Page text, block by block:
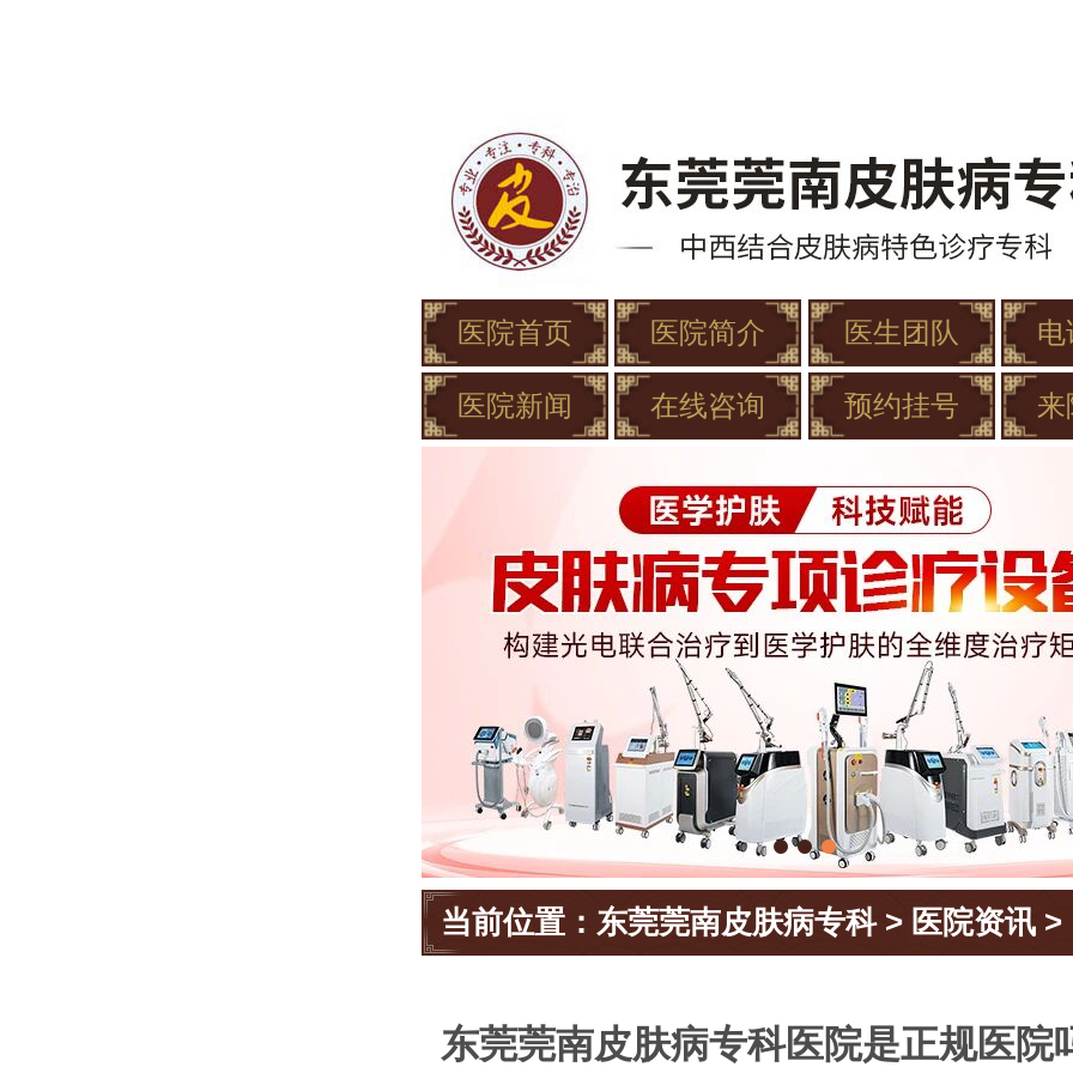
医院首页 医院简介 医生团队 电
医院新闻 在线咨询 预约挂号 来
当前位置： 东莞莞南皮肤病专科> 医院资讯 >
东莞莞南皮肤病专科医院是正规医院